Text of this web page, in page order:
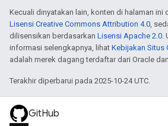
Kecuali dinyatakan lain, konten di halaman ini
Lisensi Creative Commons Attribution 4.0,
dilisensikan berdasarkan Lisensi Apache 2.0.
informasi selengkapnya, lihat Kebijakan Situs
adalah merek dagang terdaftar dari Oracle
Terakhir diperbarui pada 2025-10-24 UTC.
GitHub